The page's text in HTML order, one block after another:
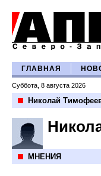
ГЛАВНАЯ
Суббота, 8 августа 2026
Николай
МНЕНИЯ